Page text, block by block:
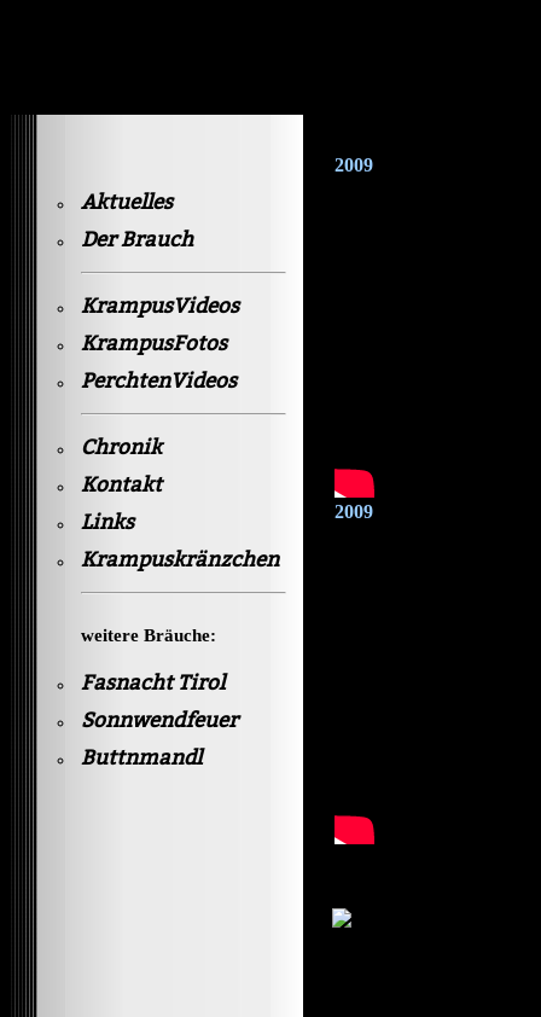
Aktuelles
Der Brauch
KrampusVideos
KrampusFotos
PerchtenVideos
Chronik
Kontakt
Links
Krampuskränzchen
weitere Bräuche:
Fasnacht Tirol
Sonnwendfeuer
Buttnmandl
2009
2009